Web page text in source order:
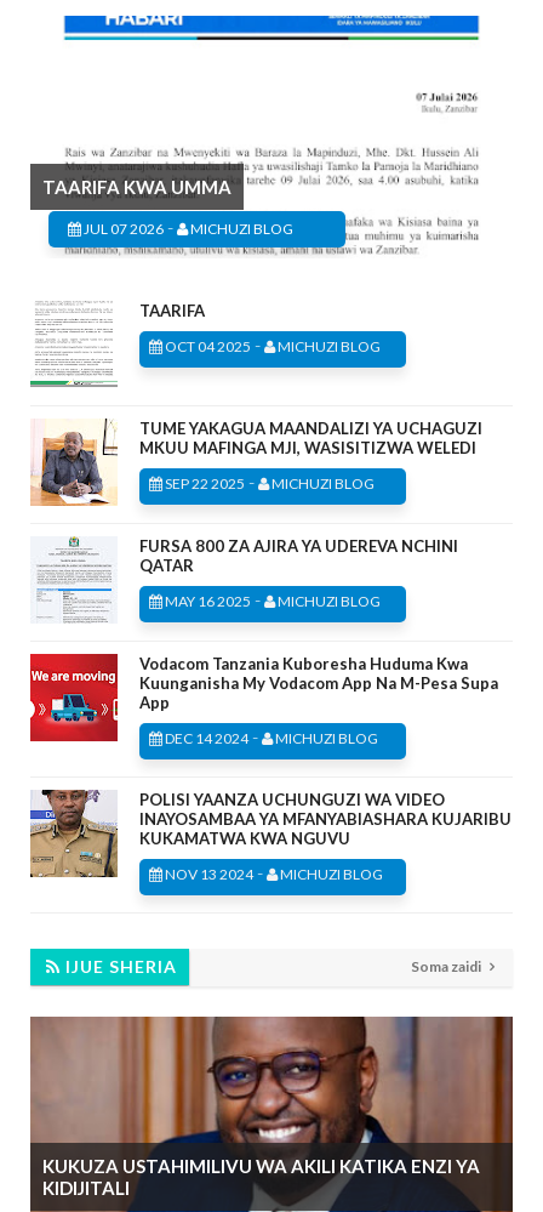
TAARIFA KWA UMMA
JUL 07 2026 - MICHUZI BLOG
TAARIFA
OCT 04 2025 - MICHUZI BLOG
TUME YAKAGUA MAANDALIZI YA UCHAGUZI
MKUU MAFINGA MJI, WASISITIZWA WELEDI
SEP 22 2025 - MICHUZI BLOG
FURSA 800 ZA AJIRA YA UDEREVA NCHINI
QATAR
MAY 16 2025 - MICHUZI BLOG
Vodacom Tanzania Kuboresha Huduma Kwa
Kuunganisha My Vodacom App Na M-Pesa Supa
App
DEC 14 2024- MICHUZI BLOG
POLISI YAANZA UCHUNGUZI WA VIDEO
INAYOSAMBAA YA MFANYABIASHARA KUJARIBU
KUKAMATWA KWA NGUVU
NOV 13 2024- MICHUZI BLOG
IJUE SHERIA Soma zaidi
KUKUZA USTAHIMILIVU WA AKILI KATIKA ENZI YA
KIDIJITALI